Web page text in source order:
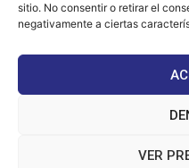
sitio. No consentir o retirar el
negativamente a ciertas
VER
667 457 908